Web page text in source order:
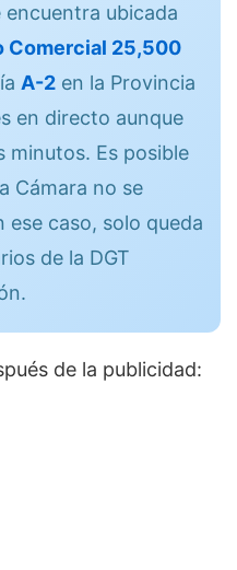
encuentra ubicada
Comercial 25,500
A-2 en la Provincia
en directo aunque
minutos. Es posible
Cámara no se
caso, solo queda
de la DGT
de la publicidad: